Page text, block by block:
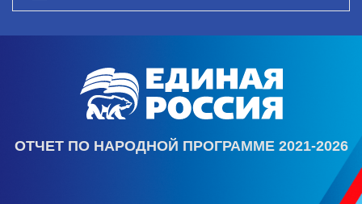
ОТЧЕТ ПО НАРОДНОЙ ПРОГРАММЕ 2021-2026